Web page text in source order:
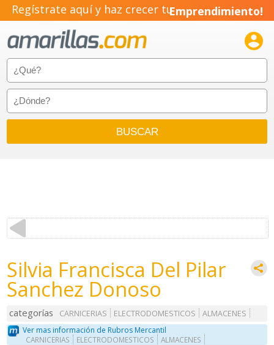
Regístrate aquí y haz crecer tuEmprendimiento!

Silvia Francisca Del Pilar
Sanchez Donoso
categorías CARNICERIAS ELECTRODOMESTICOS
ALMACENES
Ver mas información de Rubros Mercantil
CARNICERIAS ELECTRODOMESTICOS ALMACENES